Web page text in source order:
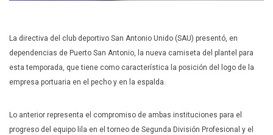
La directiva del club deportivo San Antonio Unido (SAU) presentó, en
dependencias de Puerto San Antonio, la nueva camiseta del plantel para
esta temporada, que tiene como característica la posición del logo de la
empresa portuaria en el pecho y en la espalda.
Lo anterior representa el compromiso de ambas instituciones para el
progreso del equipo lila en el torneo de Segunda División Profesional y el